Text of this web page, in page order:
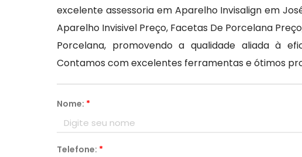
excelente assessoria em Aparelho Invisalign em
Aparelho Invisivel Preço, Facetas De Porcelana
Porcelana, promovendo a qualidade aliada à
Contamos com excelentes ferramentas e ótimos
Nome: *
Telefone: *